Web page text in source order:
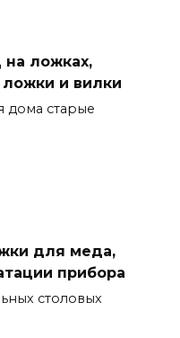
ложках,
ложки и вилки
дома старые
для меда,
прибора
столовых